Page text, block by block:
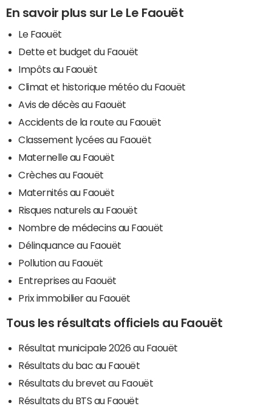
En savoir plus sur Le Le Faouët
Le Faouët
Dette et budget du Faouët
Impôts au Faouët
Climat et historique météo du Faouët
Avis de décès au Faouët
Accidents de la route au Faouët
Classement lycées au Faouët
Maternelle au Faouët
Crèches au Faouët
Maternités au Faouët
Risques naturels au Faouët
Nombre de médecins au Faouët
Délinquance au Faouët
Pollution au Faouët
Entreprises au Faouët
Prix immobilier au Faouët
Tous les résultats officiels au Faouët
Résultat municipale 2026 au Faouët
Résultats du bac au Faouët
Résultats du brevet au Faouët
Résultats du BTS au Faouët